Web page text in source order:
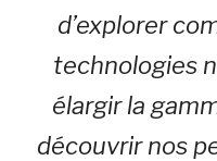
d’explorer
technologies
élargir la
découvrir nos